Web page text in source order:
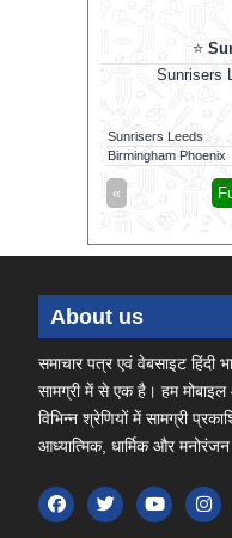
⭐
Sunrisers
Sunrisers Leeds
Birmingham Phoenix
«
About us
समाचार पत्र एवं वेबसाइट हिंदी
सामग्री में से एक है। हम
विभिन्न श्रेणियों में सामग्री
आध्यात्मिक, धार्मिक और